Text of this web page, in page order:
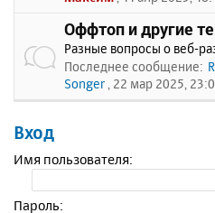
Оффтоп и другие
Разные вопросы о веб-
Последнее сообщение:
Songer , 22 мар 2025,
Вход
Имя пользователя:
Пароль: